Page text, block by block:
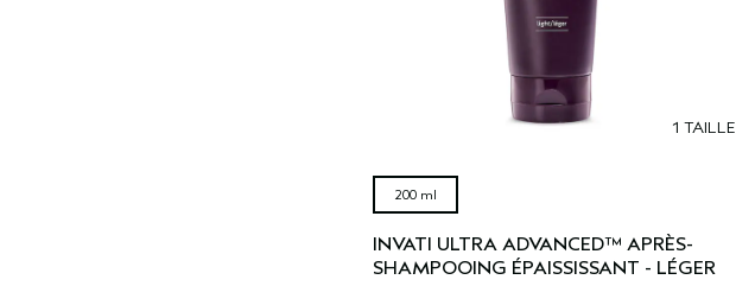
1 TAILLE
200 ml
INVATI ULTRA ADVANCED™ APRÈS-
SHAMPOOING ÉPAISSISSANT - LÉGER